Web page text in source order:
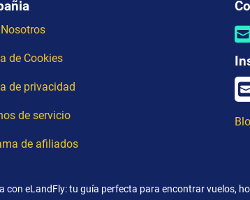
de Cookies
de privacidad
de servicio
de afiliados
con eLandFly: tu guía perfecta para encontrar vuelos,